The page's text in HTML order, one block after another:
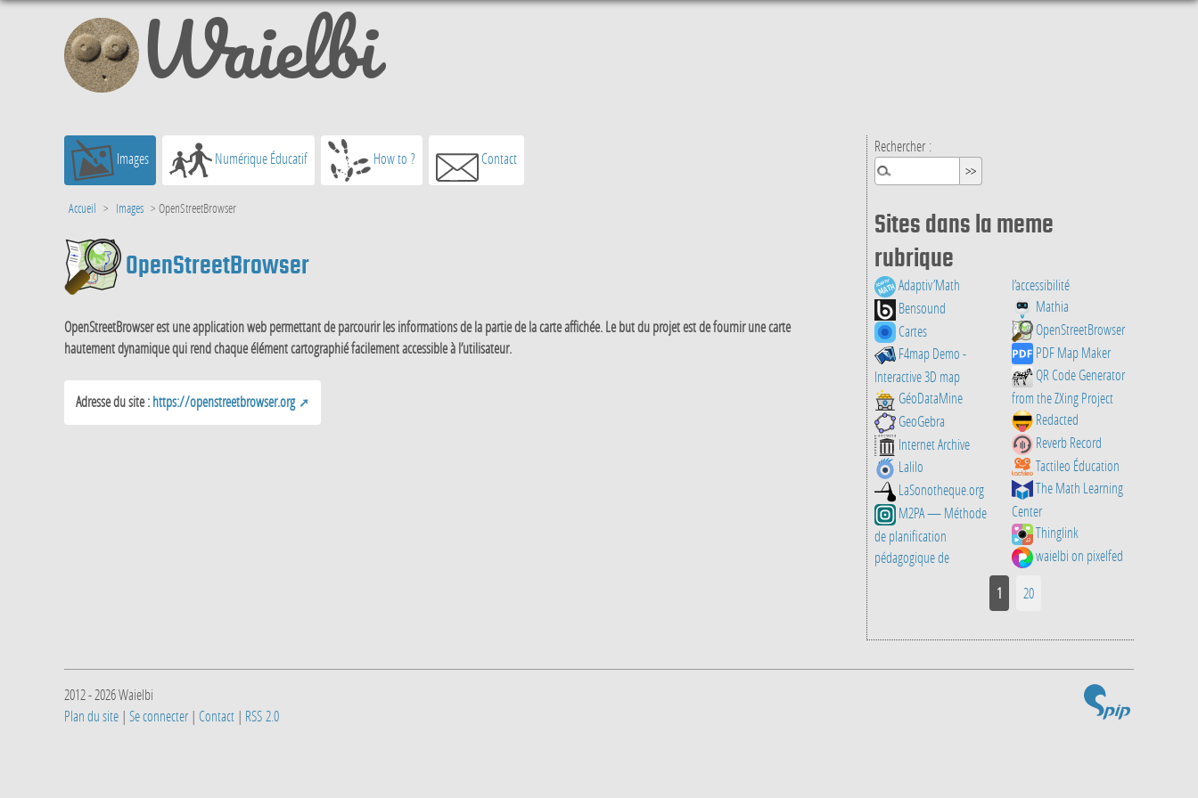
Waielbi
Rechercher :
Sites dans la meme
rubrique
Adaptiv’Math
Bensound
Cartes
F4map Demo -
Interactive 3D map
GéoDataMine
GeoGebra
Internet Archive
Lalilo
LaSonotheque.org
M2PA — Méthode
de planification
pédagogique de
l’accessibilité
Mathia
OpenStreetBrowser
PDF Map Maker
QR Code Generator
from the ZXing Project
Redacted
Reverb Record
Tactileo Éducation
The Math Learning
Center
Thinglink
waielbi on pixelfed
1
20
Images Numérique Éducatif How to ? Contact
Accueil > Images > OpenStreetBrowser
OpenStreetBrowser
OpenStreetBrowser est une application web permettant de parcourir les informations de la partie de la carte affichée. Le but du projet est de fournir une carte
hautement dynamique qui rend chaque élément cartographié facilement accessible à l’utilisateur.
Adresse du site :https://openstreetbrowser.org
2012 - 2026 Waielbi
Plan du site | Se connecter| Contact | RSS 2.0